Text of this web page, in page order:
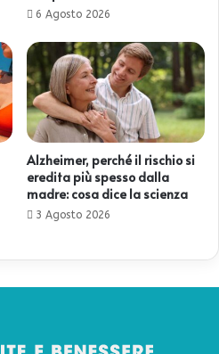
6 Agosto 2026
Alzheimer, perché il rischio si
eredita più spesso dalla
madre: cosa dice la scienza
3 Agosto 2026